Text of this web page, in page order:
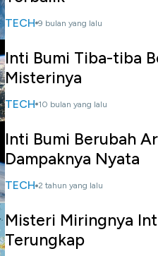
TECH 9 bulan yang lalu
Inti Bumi Tiba-tiba
Misterinya
TECH 10 bulan yang lalu
Inti Bumi Berubah
Dampaknya Nyata
TECH 2 tahun yang lalu
Misteri Miringnya
Terungkap